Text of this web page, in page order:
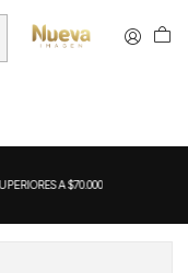
A $70.000